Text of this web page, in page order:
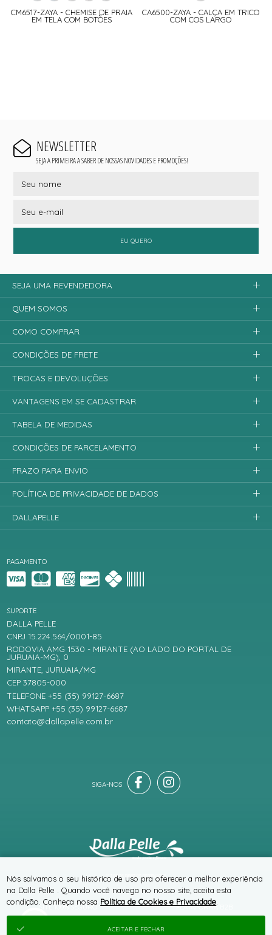
CM6517-ZAYA - CHEMISE DE PRAIA
EM TELA COM BOTÕES
CA6500-ZAYA - CALÇA EM TRICO
COM COS LARGO
NEWSLETTER
SEJA A PRIMEIRA A SABER DE NOSSAS NOVIDADES E PROMOÇÕES!
EU QUERO
PAGAMENTO
SITE 100% SEGURO PLATAFORMA B2B
SUPORTE
DALLA PELLE
CNPJ 15.224.564/0001-85
RODOVIA AMG 1530 - MIRANTE (AO LADO DO PORTAL DE
JURUAIA-MG), 0
MIRANTE, JURUAIA/MG
CEP 37805-000
TELEFONE +55 (35) 99127-6687
WHATSAPP +55 (35) 99127-6687
contato@dallapelle.com.br
SEJA UMA REVENDEDORA
QUEM SOMOS
COMO COMPRAR
CONDIÇÕES DE FRETE
TROCAS E DEVOLUÇÕES
VANTAGENS EM SE CADASTRAR
TABELA DE MEDIDAS
CONDIÇÕES DE PARCELAMENTO
PRAZO PARA ENVIO
POLÍTICA DE PRIVACIDADE DE DADOS
DALLAPELLE
® TODOS DIREITOS RESERVADOS
Nós salvamos o seu histórico de uso pra oferecer a melhor experiência
na Dalla Pelle . Quando você navega no nosso site, aceita esta
condição. Conheça nossa Política de Cookies e Privacidade
ACEITAR E FECHAR